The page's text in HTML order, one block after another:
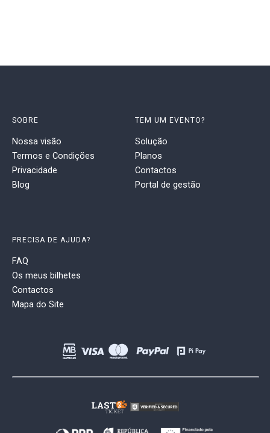
SOBRE
Nossa visão
Termos e Condições
Privacidade
Blog
TEM UM EVENTO?
Solução
Planos
Contactos
Portal de gestão
PRECISA DE AJUDA?
FAQ
Os meus bilhetes
Contactos
Mapa do Site